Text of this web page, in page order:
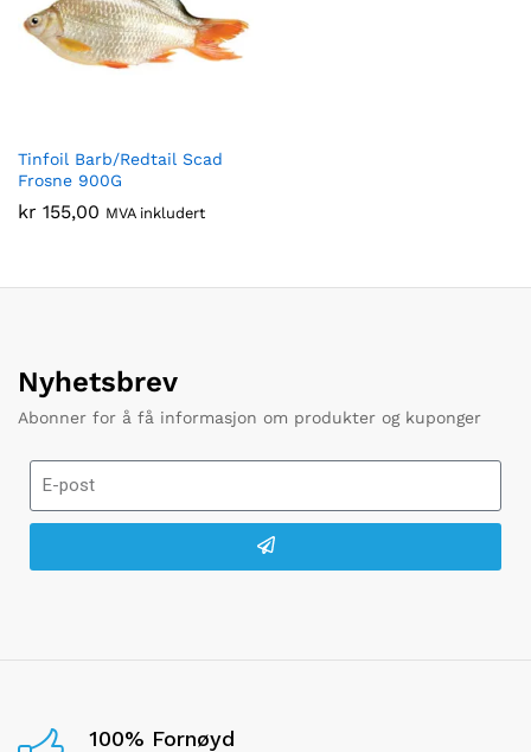
Tinfoil Barb/Redtail Scad
Frosne 900G
kr 155,00 MVA inkludert
Nyhetsbrev
Abonner for å få informasjon om produkter og kuponger
100% Fornøyd